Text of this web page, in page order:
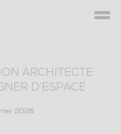
ARCHITECTE
D’ESPACE
2026